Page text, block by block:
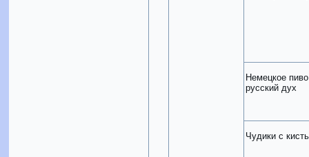
Немецкое
русский дух
Чудики с